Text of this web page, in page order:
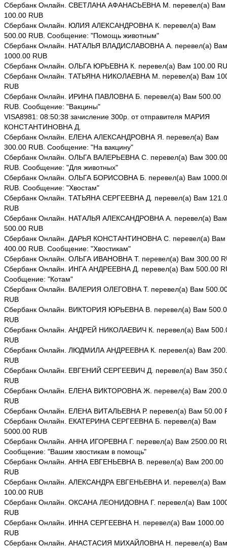
Сбербанк Онлайн. СВЕТЛАНА АФАНАСЬЕВНА М. перевел(а) Вам
100.00 RUB
Сбербанк Онлайн. ЮЛИЯ АЛЕКСАНДРОВНА К. перевел(а) Вам
500.00 RUB. Сообщение: "Помощь животным"
Сбербанк Онлайн. НАТАЛЬЯ ВЛАДИСЛАВОВНА А. перевел(а) Вам
1000.00 RUB
Сбербанк Онлайн. ОЛЬГА ЮРЬЕВНА К. перевел(а) Вам 100.00
Сбербанк Онлайн. ТАТЬЯНА НИКОЛАЕВНА М. перевел(а) Вам
RUB
Сбербанк Онлайн. ИРИНА ПАВЛОВНА Б. перевел(а) Вам 500.00
RUB. Сообщение: "Вакцины"
VISA8981: 08:50:38 зачисление 300р. от отправителя МАРИЯ
КОНСТАНТИНОВНА Д.
Сбербанк Онлайн. ЕЛЕНА АЛЕКСАНДРОВНА Я. перевел(а) Вам
300.00 RUB. Сообщение: "На вакцину"
Сбербанк Онлайн. ОЛЬГА ВАЛЕРЬЕВНА С. перевел(а) Вам 300.00
RUB. Сообщение: "Для животных"
Сбербанк Онлайн. ОЛЬГА БОРИСОВНА Б. перевел(а) Вам
RUB. Сообщение: "Хвостам"
Сбербанк Онлайн. ТАТЬЯНА СЕРГЕЕВНА Д. перевел(а) Вам
RUB
Сбербанк Онлайн. НАТАЛЬЯ АЛЕКСАНДРОВНА А. перевел(а) Вам
500.00 RUB
Сбербанк Онлайн. ДАРЬЯ КОНСТАНТИНОВНА С. перевел(а) Вам
400.00 RUB. Сообщение: "Хвостикам"
Сбербанк Онлайн. ОЛЬГА ИВАНОВНА Т. перевел(а) Вам 300.00
Сбербанк Онлайн. ИНГА АНДРЕЕВНА Д. перевел(а) Вам 500.00
Сообщение: "Котам"
Сбербанк Онлайн. ВАЛЕРИЯ ОЛЕГОВНА Т. перевел(а) Вам
RUB
Сбербанк Онлайн. ВИКТОРИЯ ЮРЬЕВНА В. перевел(а) Вам
RUB
Сбербанк Онлайн. АНДРЕЙ НИКОЛАЕВИЧ К. перевел(а) Вам
RUB
Сбербанк Онлайн. ЛЮДМИЛА АНДРЕЕВНА К. перевел(а) Вам
RUB
Сбербанк Онлайн. ЕВГЕНИЙ СЕРГЕЕВИЧ Д. перевел(а) Вам
RUB
Сбербанк Онлайн. ЕЛЕНА ВИКТОРОВНА Ж. перевел(а) Вам
RUB
Сбербанк Онлайн. ЕЛЕНА ВИТАЛЬЕВНА Р. перевел(а) Вам 50.00
Сбербанк Онлайн. ЕКАТЕРИНА СЕРГЕЕВНА Б. перевел(а) Вам
5000.00 RUB
Сбербанк Онлайн. АННА ИГОРЕВНА Г. перевел(а) Вам 2500.00
Сообщение: "Вашим хвостикам в помощь"
Сбербанк Онлайн. АННА ЕВГЕНЬЕВНА В. перевел(а) Вам 200.00
RUB
Сбербанк Онлайн. АЛЕКСАНДРА ЕВГЕНЬЕВНА И. перевел(а) Вам
100.00 RUB
Сбербанк Онлайн. ОКСАНА ЛЕОНИДОВНА Г. перевел(а) Вам
RUB
Сбербанк Онлайн. ИННА СЕРГЕЕВНА Н. перевел(а) Вам 1000.00
RUB
Сбербанк Онлайн. АНАСТАСИЯ МИХАЙЛОВНА Н. перевел(а) Вам